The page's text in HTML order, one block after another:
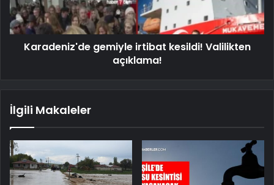
Karadeniz'de gemiyle irtibat kesildi! Valilikten
açıklama!
İlgili Makaleler